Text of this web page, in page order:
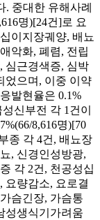
. 중대한 유해사례
명)[24건]로 요
이지장궤양, 배뇨
악화, 폐렴, 전립
심근경색증, 심박
었으며, 이중 이약
발현율은 0.1%
신부전 각 1건이
8,616명)[70
종 각 4건, 배뇨장
, 신경인성방광,
각 2건, 천공성십
요량감소, 요로결
슴긴장, 가슴통
성생식기가려움